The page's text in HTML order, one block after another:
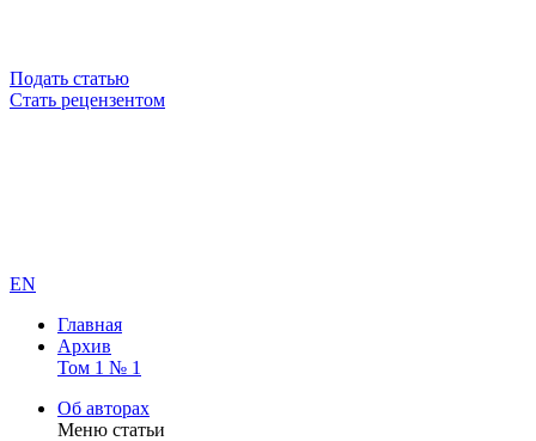
Подать статью
Стать рецензентом
EN
Главная
Архив
Том 1 № 1
Об авторах
Меню статьи